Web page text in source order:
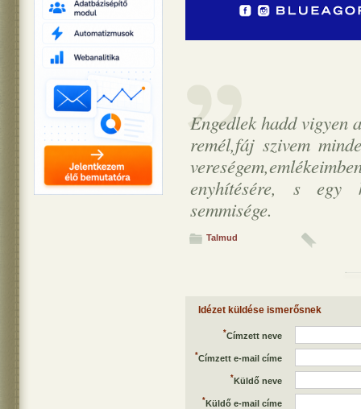
Engedlek hadd vigyen
remél,fáj szivem
enyhítésére, s egy
semmisége.
Talmud
Idézet küldése ismerősnek
*Címzett neve
*Címzett e-mail címe
*Küldő neve
*Küldő e-mail címe